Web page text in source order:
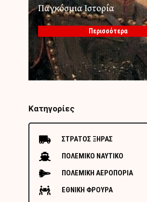
Παγκόσμια Ιστορία
Περισσότερα
Κατηγορίες
ΣΤΡΑΤΟΣ ΞΗΡΑΣ
ΠΟΛΕΜΙΚΟ ΝΑΥΤΙΚΟ
ΠΟΛΕΜΙΚΗ ΑΕΡΟΠΟΡΙΑ
ΕΘΝΙΚΗ ΦΡΟΥΡΑ